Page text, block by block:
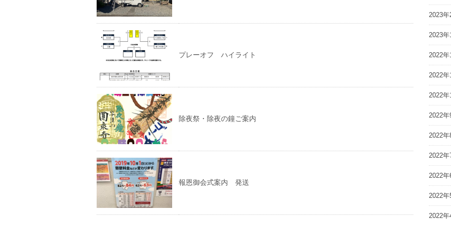
プレーオフ ハイライト
除夜祭・除夜の鐘ご案内
報恩御会式案内 発送
2023
2023
2022
2022
2022
2022
2022
2022
2022
2022
2022